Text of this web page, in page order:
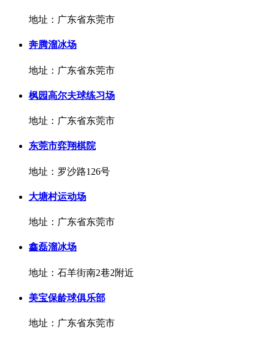
地址：广东省东莞市
奔腾溜冰场
地址：广东省东莞市
枫园高尔夫球练习场
地址：广东省东莞市
东莞市弈翔棋院
地址：罗沙路126号
大塘村运动场
地址：广东省东莞市
鑫磊溜冰场
地址：石羊街南2巷2附近
美宝保龄球俱乐部
地址：广东省东莞市